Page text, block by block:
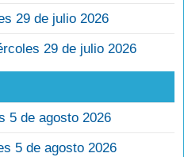
29 de julio 2026
29 de julio 2026
5 de agosto 2026
5 de agosto 2026